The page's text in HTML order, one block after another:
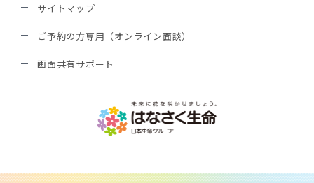
サイトマップ
ご予約の方専用（オンライン面談）
画面共有サポート